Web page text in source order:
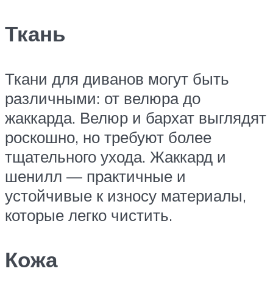
Ткань
Ткани для диванов могут быть
различными: от велюра до
жаккарда. Велюр и бархат выглядят
роскошно, но требуют более
тщательного ухода. Жаккард и
шенилл — практичные и
устойчивые к износу материалы,
которые легко чистить.
Кожа